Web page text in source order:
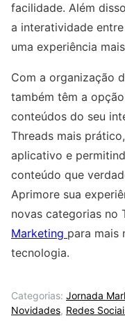
facilidade. Além
a interatividade
uma experiência
Com a organização
também têm a
conteúdos do seu
Threads​ mais
aplicativo e
conteúdo que
Aprimore sua
novas categorias no
Marketing para mais
tecnologia.
Categorias: Jornada
Novidades, Redes